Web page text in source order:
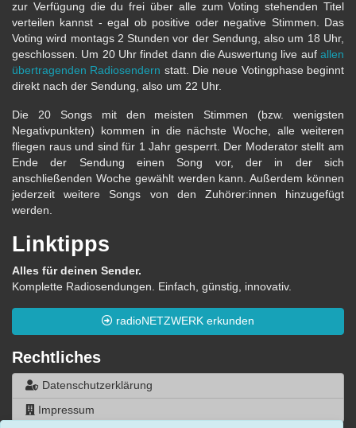
zur Verfügung die du frei über alle zum Voting stehenden Titel
verteilen kannst - egal ob positive oder negative Stimmen. Das
Voting wird montags 2 Stunden vor der Sendung, also um 18 Uhr,
geschlossen. Um 20 Uhr findet dann die Auswertung live auf allen
übertragenden Radiosendern statt. Die neue Votingphase beginnt
direkt nach der Sendung, also um 22 Uhr.
Die 20 Songs mit den meisten Stimmen (bzw. wenigsten
Negativpunkten) kommen in die nächste Woche, alle weiteren
fliegen raus und sind für 1 Jahr gesperrt. Der Moderator stellt am
Ende der Sendung einen Song vor, der in der sich
anschließenden Woche gewählt werden kann. Außerdem können
jederzeit weitere Songs von den Zuhörer:innen hinzugefügt
werden.
Linktipps
Alles für deinen Sender.
Komplette Radiosendungen. Einfach, günstig, innovativ.
radioNETZWERK erkunden
Rechtliches
Datenschutzerklärung
Impressum